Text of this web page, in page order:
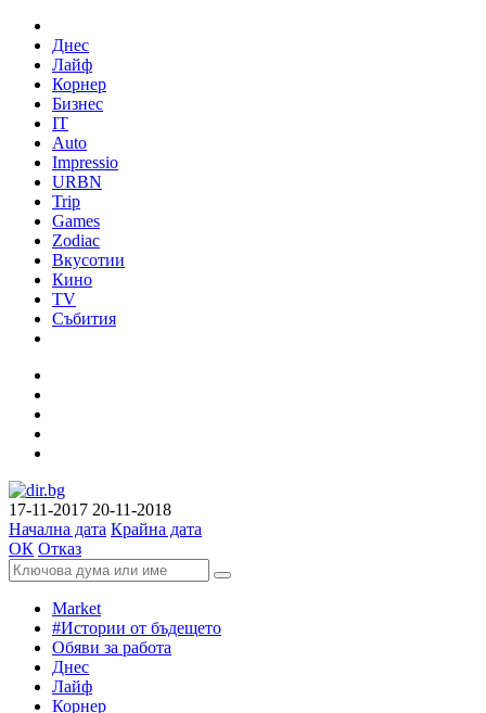
Днес
Лайф
Корнер
Бизнес
IT
Auto
Impressio
URBN
Trip
Games
Zodiac
Вкусотии
Кино
TV
Събития
17-11-2017 20-11-2018
Начална дата Крайна дата
ОК Отказ
Market
#Истории от бъдещето
Обяви за работа
Днес
Лайф
Корнер